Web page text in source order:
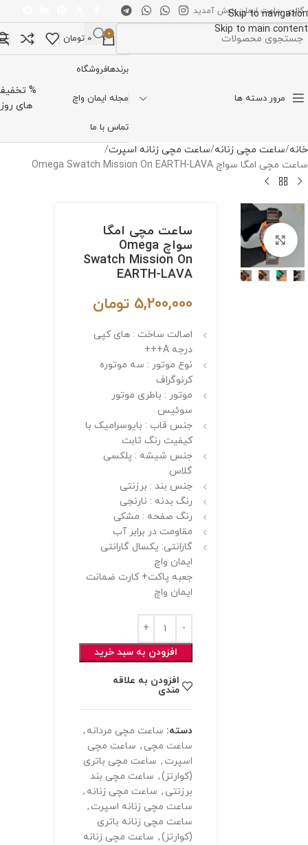
Skip to navigation
Skip to main content
گالری ساعت ایمان خوش آمدید
0
0 تومان
مرور دسته ها
برندهافروشگاه
مجله ایمان واچ
تماس با ما
%
های روز
خانه ساعت مچی زنانه ساعت مچی زنانه اسپرت
ساعت مچی امگا سواچ Omega Swatch Mission On EARTH-LAVA
برای بزرگنمایی کلیک کنیدساعت مچی امگا
سواچ Omega
Swatch Mission On
EARTH-LAVA
5,200,000 تومان
اصالت ساخت : های کپی
درجه A+++
نوع موتور : سه موتوره
کرنوگراف
موتور : باطری موتور
سوئیس
جنس قاب : بایوسرامیک با
کیفیت رنگ ثابت
جنس شیشه : پلکسی
گلاس
جنس بند : برزنتی
رنگ بدنه : نارنجی
رنگ صفحه : مشکی
مقاومت در برابر آب
گارانتی: یکسال گارانتی
ایمان واچ
جعبه پاکت+ کارت ضمانت
ایمان واچ
افزودن به سبد خرید
افزودن به علاقه
مندی
دسته: ساعت مچی مردانه ,
ساعت مچی , ساعت مچی
اسپرت , ساعت مچی باتری
(کوارتز), ساعت مچی بند
برزنتی , ساعت مچی زنانه ,
ساعت مچی زنانه اسپرت ,
ساعت مچی زنانه باتری
(کوارتز), ساعت مچی زنانه